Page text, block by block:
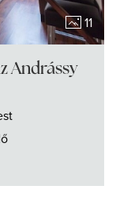
11
Andrássy